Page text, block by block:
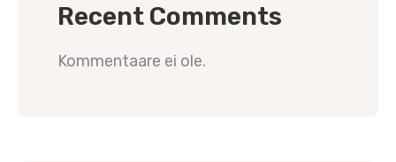
Recent Comments
Kommentaare ei ole.